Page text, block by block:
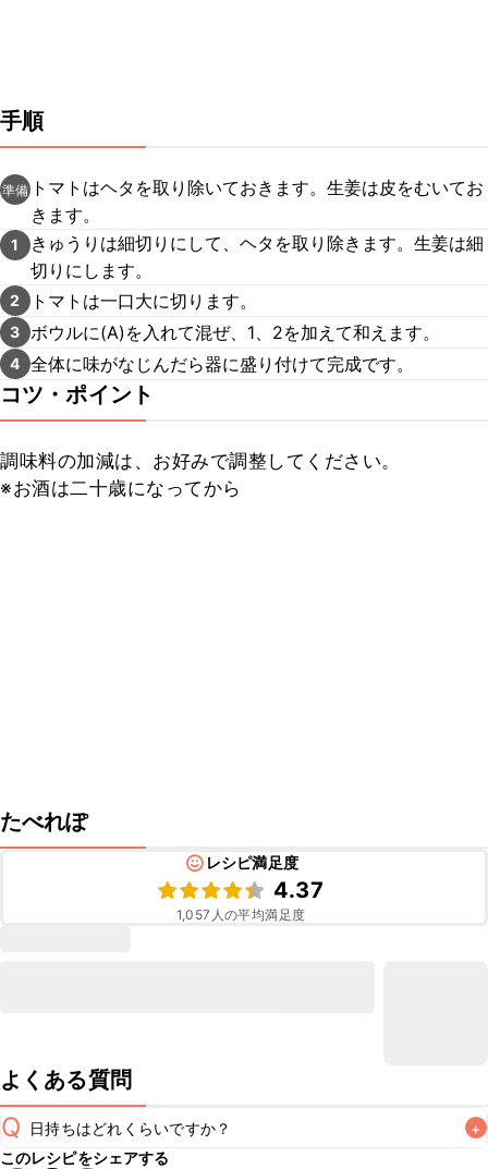
手順
準備 トマトはヘタを取り除いておきます。生姜は皮をむいてお
きます。
1
きゅうりは細切りにして、ヘタを取り除きます。生姜は細
切りにします。
2 トマトは一口大に切ります。
3 ボウルに(A)を入れて混ぜ、1、2を加えて和えます。
4 全体に味がなじんだら器に盛り付けて完成です。
コツ・ポイント
調味料の加減は、お好みで調整してください。
※お酒は二十歳になってから
たべれぽ
レシピ満足度
4.37
1,057 人の平均満足度
よくある質問
Q 日持ちはどれくらいですか？ +
このレシピをシェアする